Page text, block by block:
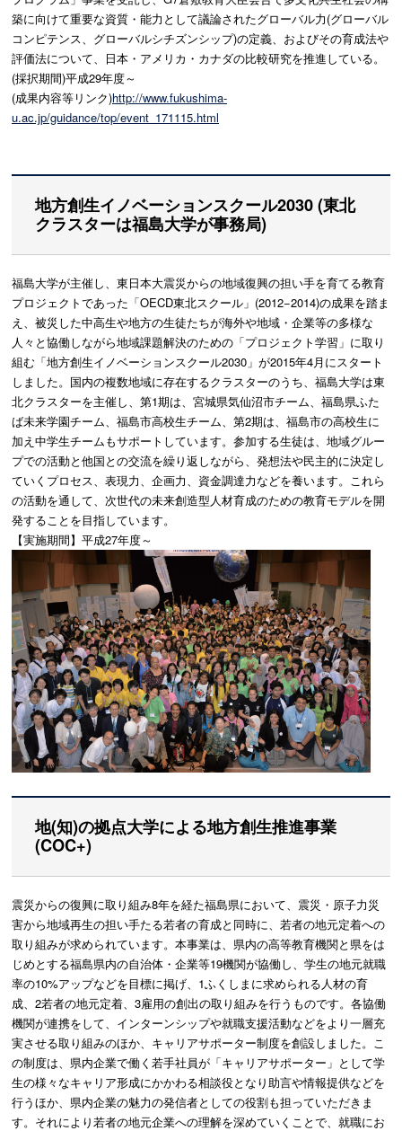
築に向けて重要な資質・能力として議論されたグローバル力(グローバル
コンピテンス、グローバルシチズンシップ)の定義、およびその育成法や
評価法について、日本・アメリカ・カナダの比較研究を推進している。
(採択期間)平成29年度～
(成果内容等リンク)http://www.fukushima-
u.ac.jp/guidance/top/event_171115.html
地方創生イノベーションスクール2030 (東北
クラスターは福島大学が事務局)
福島大学が主催し、東日本大震災からの地域復興の担い手を育てる教育
プロジェクトであった「OECD東北スクール」(2012−2014)の成果を踏ま
え、被災した中高生や地方の生徒たちが海外や地域・企業等の多様な
人々と協働しながら地域課題解決のための「プロジェクト学習」に取り
組む「地方創生イノベーションスクール2030」が2015年4月にスタート
しました。国内の複数地域に存在するクラスターのうち、福島大学は東
北クラスターを主催し、第1期は、宮城県気仙沼市チーム、福島県ふた
ば未来学園チーム、福島市高校生チーム、第2期は、福島市の高校生に
加え中学生チームもサポートしています。参加する生徒は、地域グルー
プでの活動と他国との交流を繰り返しながら、発想法や民主的に決定し
ていくプロセス、表現力、企画力、資金調達力などを養います。これら
の活動を通して、次世代の未来創造型人材育成のための教育モデルを開
発することを目指しています。
【実施期間】平成27年度～
地(知)の拠点大学による地方創生推進事業
(COC+)
震災からの復興に取り組み8年を経た福島県において、震災・原子力災
害から地域再生の担い手たる若者の育成と同時に、若者の地元定着への
取り組みが求められています。本事業は、県内の高等教育機関と県をは
じめとする福島県内の自治体・企業等19機関が協働し、学生の地元就職
率の10%アップなどを目標に掲げ、1ふくしまに求められる人材の育
成、2若者の地元定着、3雇用の創出の取り組みを行うものです。各協働
機関が連携をして、インターンシップや就職支援活動などをより一層充
実させる取り組みのほか、キャリアサポーター制度を創設しました。こ
の制度は、県内企業で働く若手社員が「キャリアサポーター」として学
生の様々なキャリア形成にかかわる相談役となり助言や情報提供などを
行うほか、県内企業の魅力の発信者としての役割も担っていただきま
す。それにより若者の地元企業への理解を深めていくことで、就職にお